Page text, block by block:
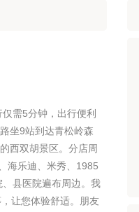
需5分钟，出行便利
坐9站到达青松岭森
西双胡景区。分店周
海乐迪、米秀、1985
县医院遍布周边。我
让您体验舒适。朋友